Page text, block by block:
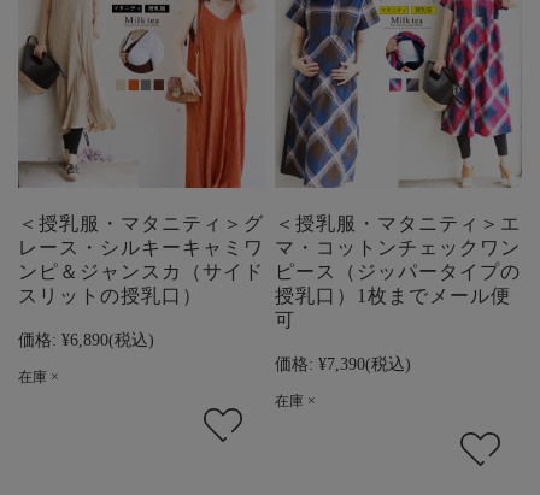
＜授乳服・マタニティ＞グ
レース・シルキーキャミワ
ンピ＆ジャンスカ（サイド
スリットの授乳口）
価格: ¥6,890(税込)
在庫 ×
＜授乳服・マタニティ＞エ
マ・コットンチェックワン
ピース（ジッパータイプの
授乳口）1枚までメール便
可
価格: ¥7,390(税込)
在庫 ×